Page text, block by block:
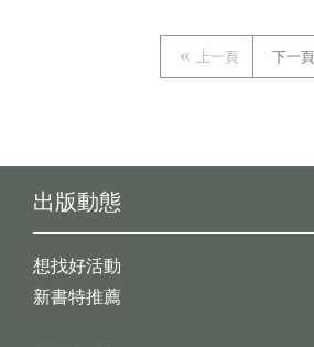
上一頁 下一頁
出版動態
想找好活動
新書特推薦